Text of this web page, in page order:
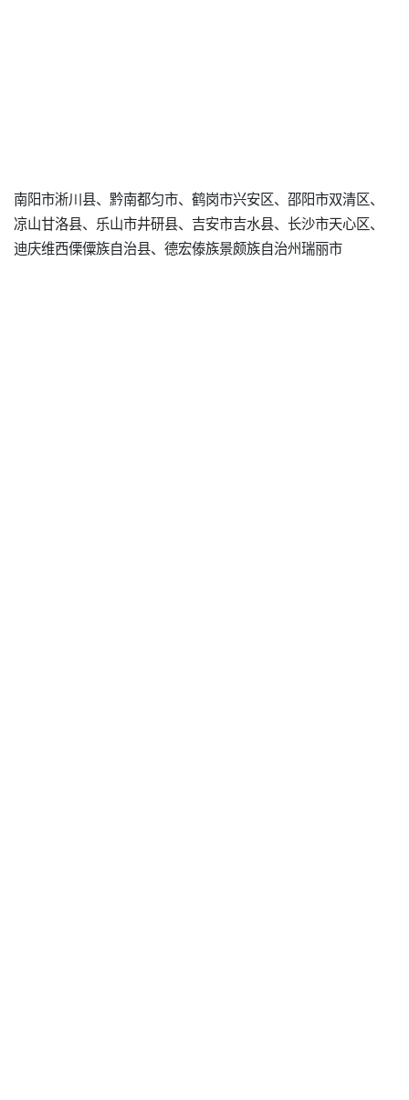
南阳市淅川县、黔南都匀市、鹤岗市兴安区、邵阳市双清区、
凉山甘洛县、乐山市井研县、吉安市吉水县、长沙市天心区、
迪庆维西傈僳族自治县、德宏傣族景颇族自治州瑞丽市